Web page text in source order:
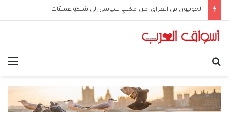
الحوثيون في العراق: من مكتبٍ سياسي إلى شبكةِ عمليّات